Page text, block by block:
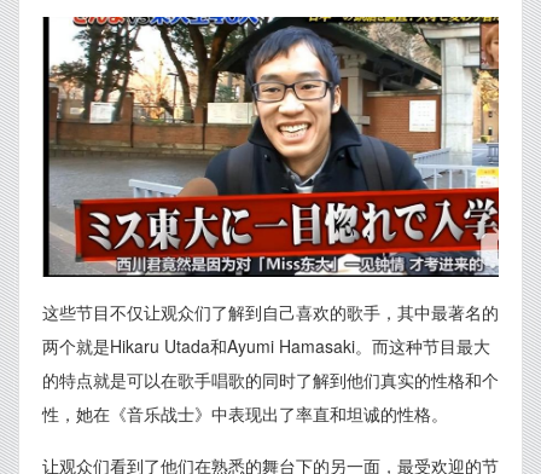
这些节目不仅让观众们了解到自己喜欢的歌手，其中最著名的
两个就是Hikaru Utada和Ayumi Hamasaki。而这种节目最大
的特点就是可以在歌手唱歌的同时了解到他们真实的性格和个
性，她在《音乐战士》中表现出了率直和坦诚的性格。
让观众们看到了他们在熟悉的舞台下的另一面，最受欢迎的节